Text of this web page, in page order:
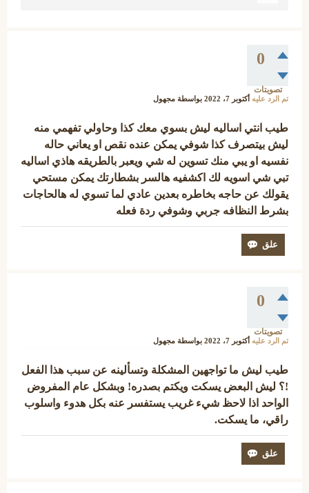
0
تصويتات
تم الرد عليه أكتوبر 7، 2022 بواسطة مجهول
طيب انتي اساليه ليش بسوي معك كذا وحاولي تفهمي منه
ليش بيتصرف كذا شوفي يمكن عنده نقص او يعاني حاله
نفسيه او يبي منك تسوين له شي ويعبر بالطريقه هاذي اساليه
تبي شي اسويه لك اكشفيه هالسر بشطارتك يمكن مستحي
يقولك عن حاجه بخاطره بعدين عادي لما تسوي له هالحاجات
بشرط النظافه جربي وشوفي ردة فعله
0
تصويتات
تم الرد عليه أكتوبر 7، 2022 بواسطة مجهول
طيب ليش ما تواجهين المشكلة وتسألينه عن سبب هذا الفعل
!؟ ليش البعض يسكت ويكتم بصدره! وبشكل عام المفروض
الواحد اذا لاحظ شيء غريب يستفسر عنه بكل هدوء واسلوب
راقي، ما يسكت.